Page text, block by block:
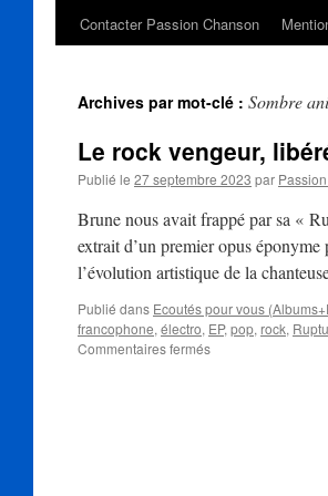
Contacter Passion Chanson
Archives par mot-clé : Sombre
Le rock vengeur,
Publié le 27 septembre 2023 par
Brune nous avait frappé par sa «
extrait d’un premier opus
l’évolution artistique de la
Publié dans Ecoutés pour vous
francophone, électro, EP, pop, rock,
Commentaires ferméssur